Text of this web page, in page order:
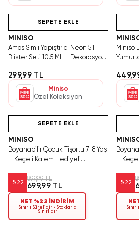
SEPETE EKLE
MINISO
Amos Simli Yapıştırıcı Neon 5’li
Blister Seti 10.5 ML – Dekorasyon
299,99 TL
Miniso
Özel Koleksiyon
Miniso
SEPETE EKLE
MINISO
Boyanabilir Çocuk Tişörtü 7-8 Yaş
– Keçeli Kalem Hediyeli
%22
899,99 TL
699,99 TL
NET %22 İNDİRİM
Sınırlı Sürelidir • Stoklarla
Sınırlıdır
–
%22